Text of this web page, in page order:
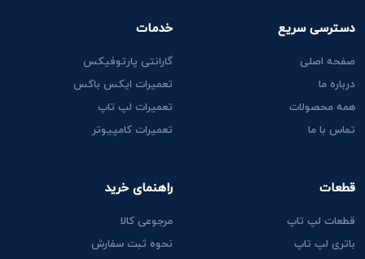
دسترسی سریع
صفحه اصلی
درباره ما
همه محصولات
تماس با ما
قطعات
قطعات لپ تاپ
باتری لپ تاپ
خدمات
گارانتی پارتوفیکس
تعمیرات ایکس باکس
تعمیرات لپ تاپ
تعمیرات کامپیوتر
راهنمای خرید
مرجوعی کالا
نحوه ثبت سفارش